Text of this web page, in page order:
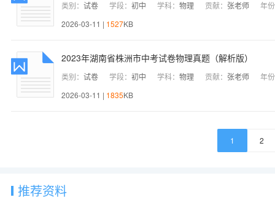
类别： 试卷 学段： 初中 学科： 物理 贡献： 张老师
年
2026-03-11 | 1527KB
2023年湖南省株洲市中考试卷物理真题（解析版）
类别： 试卷 学段： 初中 学科： 物理 贡献： 张老师
年
2026-03-11 | 1835KB
1 2
推荐资料